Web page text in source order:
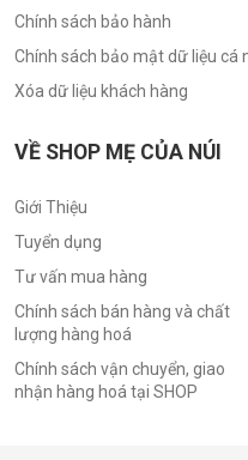
Chính sách bảo hành
Chính sách bảo mật dữ liệu cá
Xóa dữ liệu khách hàng
VỀ SHOP MẸ CỦA NÚI
Giới Thiệu
Tuyển dụng
Tư vấn mua hàng
Chính sách bán hàng và chất
lượng hàng hoá
Chính sách vận chuyển, giao
nhận hàng hoá tại SHOP